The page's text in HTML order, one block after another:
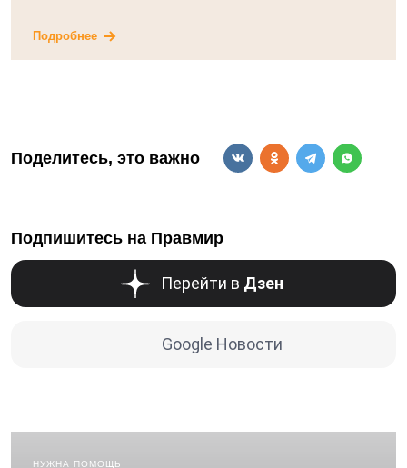
Подробнее
Поделитесь, это важно
Подпишитесь на Правмир
Перейти в Дзен
Google Новости
НУЖНА ПОМОЩЬ